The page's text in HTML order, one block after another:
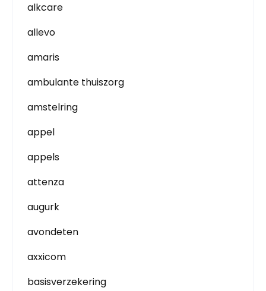
alkcare
allevo
amaris
ambulante thuiszorg
amstelring
appel
appels
attenza
augurk
avondeten
axxicom
basisverzekering